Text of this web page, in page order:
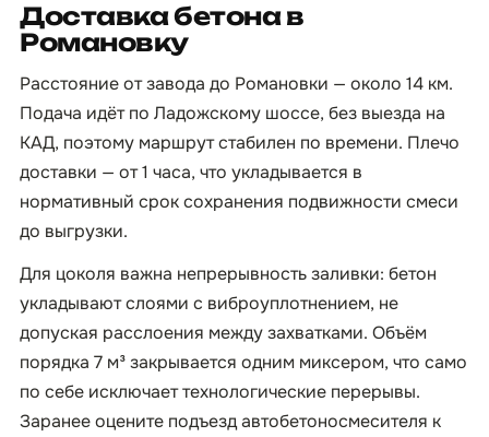
Доставка бетона в
Романовку
Расстояние от завода до Романовки — около 14 км.
Подача идёт по Ладожскому шоссе, без выезда на
КАД, поэтому маршрут стабилен по времени. Плечо
доставки — от 1 часа, что укладывается в
нормативный срок сохранения подвижности смеси
до выгрузки.
Для цоколя важна непрерывность заливки: бетон
укладывают слоями с виброуплотнением, не
допуская расслоения между захватками. Объём
порядка 7 м³ закрывается одним миксером, что само
по себе исключает технологические перерывы.
Заранее оцените подъезд автобетоносмесителя к